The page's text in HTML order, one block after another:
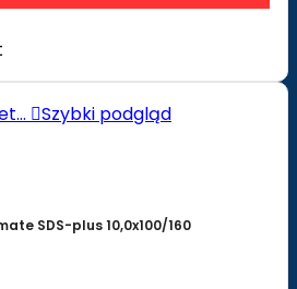
Szybki podgląd
SDS-plus 10,0x100/160